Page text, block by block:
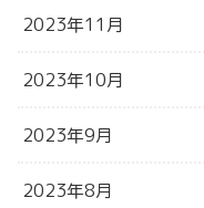
2023年11月
2023年10月
2023年9月
2023年8月